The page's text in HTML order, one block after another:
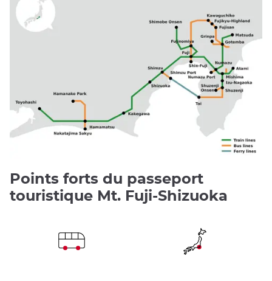
Points forts du passeport
touristique Mt. Fuji-Shizuoka